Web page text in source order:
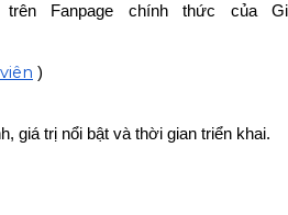
Fanpage chính thức của
)
giá trị nổi bật và thời gian triển khai.